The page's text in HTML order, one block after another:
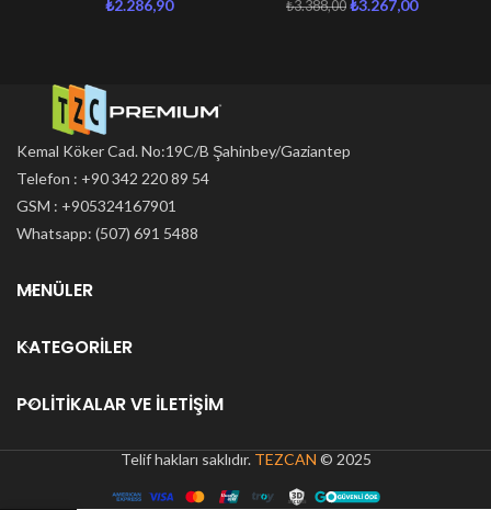
₺2.286,90 ₺3.388,00 ₺3.267,00
Kemal Köker Cad. No:19C/B Şahinbey/Gaziantep
Telefon : +90 342 220 89 54
GSM : +905324167901
Whatsapp: (507) 691 5488
MENÜLER
KATEGORILER
POLITIKALAR VE İLETIŞIM
Telif hakları saklıdır. TEZCAN © 2025